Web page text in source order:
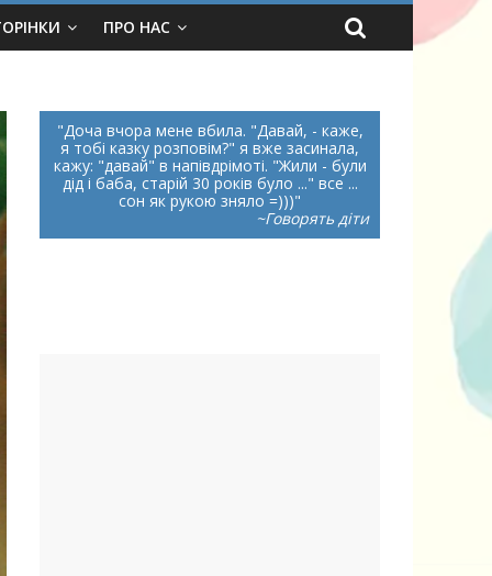
ПРО НАС
Доча вчора мене вбила. "Давай, - каже,
я тобі казку розповім?" я вже засинала,
кажу: "давай" в напівдрімоті. "Жили - були
дід і баба, старій 30 років було ..." все ...
сон як рукою зняло =)))
~Говорять діти